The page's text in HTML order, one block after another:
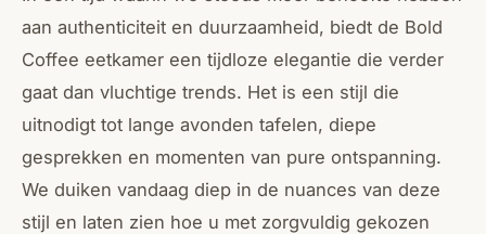
aan authenticiteit en duurzaamheid, biedt de Bold
Coffee eetkamer een tijdloze elegantie die verder
gaat dan vluchtige trends. Het is een stijl die
uitnodigt tot lange avonden tafelen, diepe
gesprekken en momenten van pure ontspanning.
We duiken vandaag diep in de nuances van deze
stijl en laten zien hoe u met zorgvuldig gekozen